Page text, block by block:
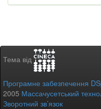
Тема від
Програмне забезпечення
2005 Массачусетський
Зворотний зв’язок